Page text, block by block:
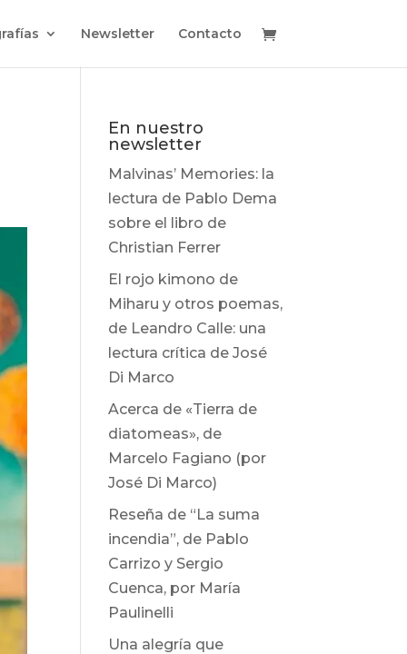
Newsletter Contacto
En nuestro
newsletter
Malvinas’ Memories: la
lectura de Pablo Dema
sobre el libro de
Christian Ferrer
El rojo kimono de
Miharu y otros poemas,
de Leandro Calle: una
lectura crítica de José
Di Marco
Acerca de «Tierra de
diatomeas», de
Marcelo Fagiano (por
José Di Marco)
Reseña de “La suma
incendia”, de Pablo
Carrizo y Sergio
Cuenca, por María
Paulinelli
Una alegría que